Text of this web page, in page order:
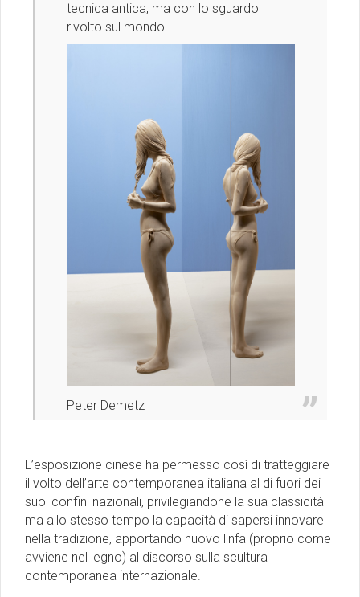
tecnica antica, ma con lo sguardo
rivolto sul mondo.
Peter Demetz
L’esposizione cinese ha permesso così di tratteggiare
il volto dell’arte contemporanea italiana al di fuori dei
suoi confini nazionali, privilegiandone la sua classicità
ma allo stesso tempo la capacità di sapersi innovare
nella tradizione, apportando nuovo linfa (proprio come
avviene nel legno) al discorso sulla scultura
contemporanea internazionale.